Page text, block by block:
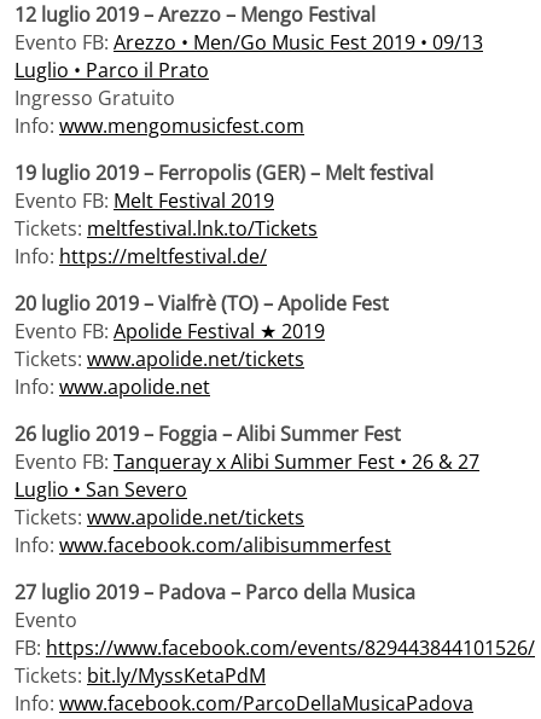
12 luglio 2019 – Arezzo – Mengo Festival
Evento FB: Arezzo • Men/Go Music Fest 2019 • 09/13
Luglio • Parco il Prato
Ingresso Gratuito
Info: www.mengomusicfest.com
19 luglio 2019 – Ferropolis (GER) – Melt festival
Evento FB: Melt Festival 2019
Tickets: meltfestival.lnk.to/Tickets
Info: https://meltfestival.de/
20 luglio 2019 – Vialfrè (TO) – Apolide Fest
Evento FB: Apolide Festival ★ 2019
Tickets: www.apolide.net/tickets
Info: www.apolide.net
26 luglio 2019 – Foggia – Alibi Summer Fest
Evento FB: Tanqueray x Alibi Summer Fest • 26 & 27
Luglio • San Severo
Tickets: www.apolide.net/tickets
Info: www.facebook.com/alibisummerfest
27 luglio 2019 – Padova – Parco della Musica
Evento
FB: https://www.facebook.com/events/829443844101526/
Tickets: bit.ly/MyssKetaPdM
Info: www.facebook.com/ParcoDellaMusicaPadova